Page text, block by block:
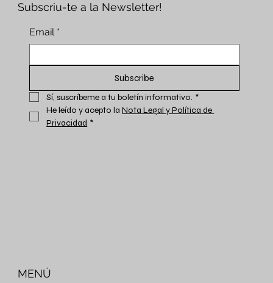
Subscriu-te a la Newsletter!
Email *
Subscribe
Sí, suscríbeme a tu boletín informativo. *
He leído y acepto la Nota Legal y Política de
Privacidad *
MENÚ